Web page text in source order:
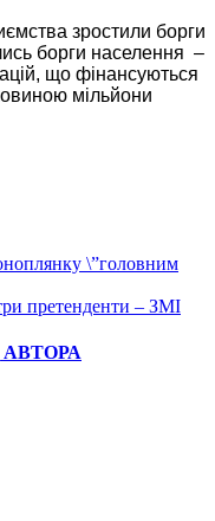
зростили борги
борги населення –
що фінансуються
мільйони
\”головним
претенденти – ЗМІ
АВТОРА